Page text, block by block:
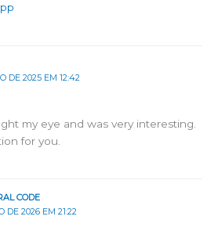
DE 2025 EM 12:42
my eye and was very interesting.
for you.
CODE
DE 2026 EM 21:22